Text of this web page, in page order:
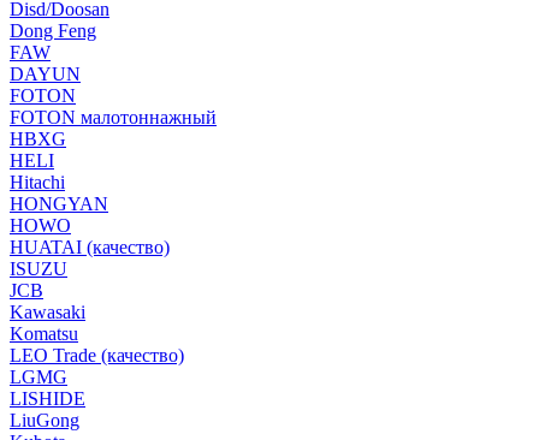
Disd/Doosan
Dong Feng
FAW
DAYUN
FOTON
FOTON малотоннажный
HBXG
HELI
Hitachi
HONGYAN
HOWO
HUATAI (качество)
ISUZU
JCB
Kawasaki
Komatsu
LEO Trade (качество)
LGMG
LISHIDE
LiuGong